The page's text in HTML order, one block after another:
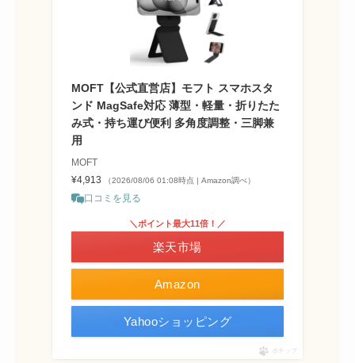
MOFT【公式直営店】モフト スマホスタ
ンド MagSafe対応 薄型・軽量・折りたた
み式・持ち運び便利 多角度調整・三脚兼
用
MOFT
¥4,913
（2026/08/06 01:08時点 | Amazon調べ）
口コミを見る
Amazon
＼ポイント最大11倍！／
楽天市場
Yahooショッピング
ポチップ